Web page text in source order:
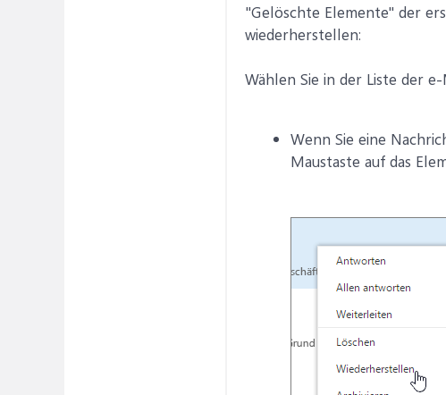
"Gelöschte Elemente" der
wiederherstellen:
Wählen Sie in der Liste der
Wenn Sie eine
Maustaste auf das